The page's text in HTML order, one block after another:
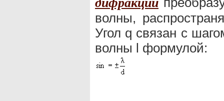
волны,
Угол q связан с
волны l формулой: